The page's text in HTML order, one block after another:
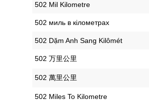
‎502 Mil Kilometre
‎502 миль в кілометрах
‎502 Dặm Anh Sang Kilômét
‎502 万里公里
‎502 萬里公里
‎502 Miles To Kilometre